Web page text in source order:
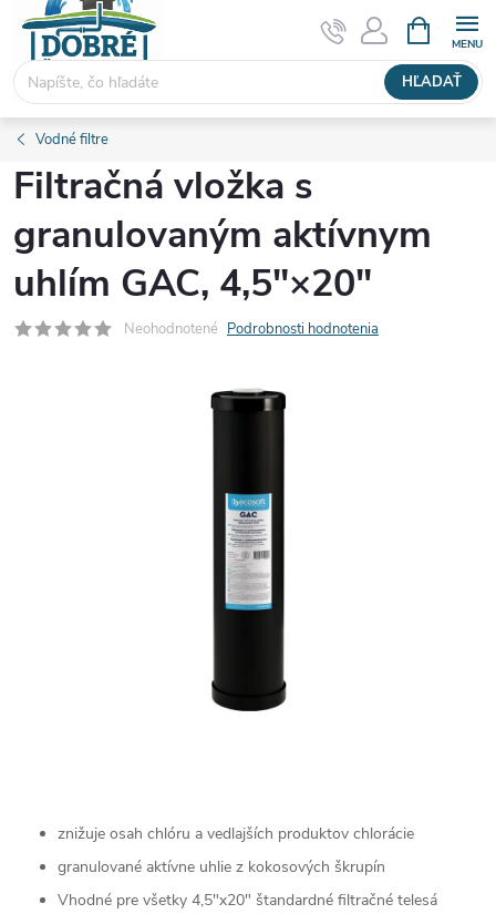
Prejsť
obsah
HĽADAŤ
KOŠÍK
Vodné filtre
Filtračná vložka s
granulovaným aktívnym
uhlím GAC, 4,5″×20″
Neohodnotené Podrobnosti hodnotenia
znižuje osah chlóru a vedlajších produktov chlorácie
granulované aktívne uhlie z kokosových škrupín
Vhodné pre všetky 4,5"x20" štandardné filtračné telesá